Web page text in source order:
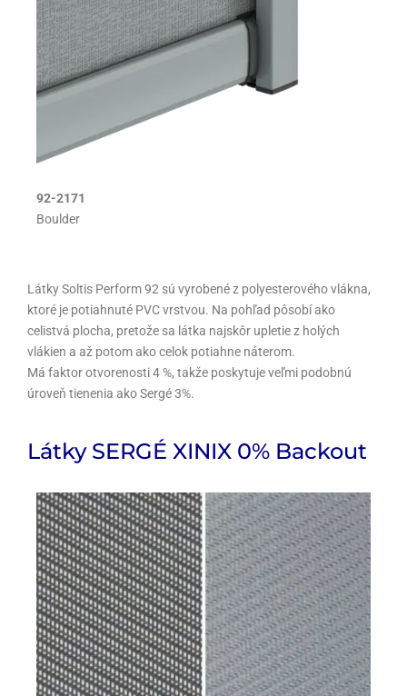
92-2171
Boulder
Látky Soltis Perform 92 sú vyrobené z polyesterového vlákna,
ktoré je potiahnuté PVC vrstvou. Na pohľad pôsobí ako
celistvá plocha, pretože sa látka najskôr upletie z holých
vlákien a až potom ako celok potiahne náterom.
Má faktor otvorenosti 4 %, takže poskytuje veľmi podobnú
úroveň tienenia ako Sergé 3%.
Látky SERGÉ XINIX 0% Backout